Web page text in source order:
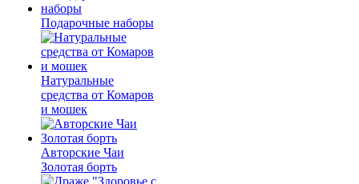
Подарочные наборы
Натуральные
средства от Комаров
и мошек
Авторские Чаи
Золотая борть